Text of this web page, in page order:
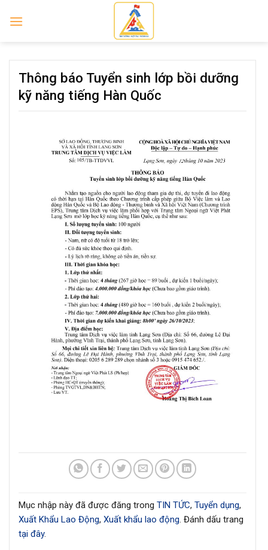
Thông báo Tuyển sinh lớp bồi dưỡng
kỹ năng tiếng Hàn Quốc
Mục nhập này đã được đăng trong TIN TỨC, Tuyển dụng,
Xuất Khẩu Lao Động, Xuất khẩu lao động . Đánh dấu trang
tại đây.